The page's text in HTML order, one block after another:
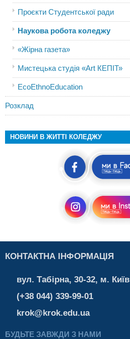
Проєкти Студентської ради
Наукова робота коледжу
«Жірна газета»
Мистецька студія «Art КЕПІТ»
EcoEthnoEducation
Розклад
НОВИНИ В ЖИТТІ КОЛЕДЖУ
КОНТАКТНА ІНФОРМАЦІЯ
вул. Табірна, 30-32, м. Київ
(+38 044) 339-99-01
krok@krok.edu.ua
БУДЬТЕ ЗАВЖДИ З НАМИ